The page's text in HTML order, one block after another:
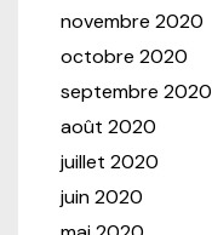
novembre 2020
octobre 2020
septembre 2020
août 2020
juillet 2020
juin 2020